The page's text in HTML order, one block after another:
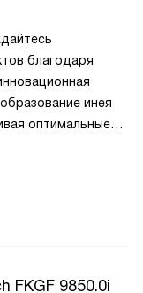
выводится
не примерзают
доступны.
ручной
стабильную
благодаря
инея
оптимальные
FKGF 9850.0i